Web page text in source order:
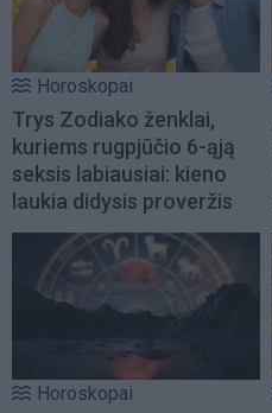
Horoskopai
Trys Zodiako ženklai,
kuriems rugpjūčio 6-ąją
seksis labiausiai: kieno
laukia didysis proveržis
Horoskopai